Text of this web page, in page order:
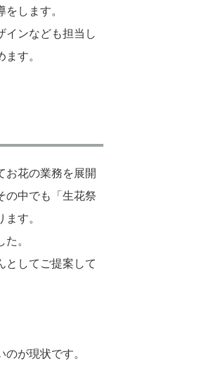
します。
インなども担当し
す。
お花の業務を展開
の中でも「生花祭
す。
。
としてご提案して
が現状です。